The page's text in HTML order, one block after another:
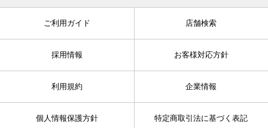
ご利用ガイド 店舗検索
採用情報 お客様対応方針
利用規約 企業情報
個人情報保護方針 特定商取引法に基づく表記